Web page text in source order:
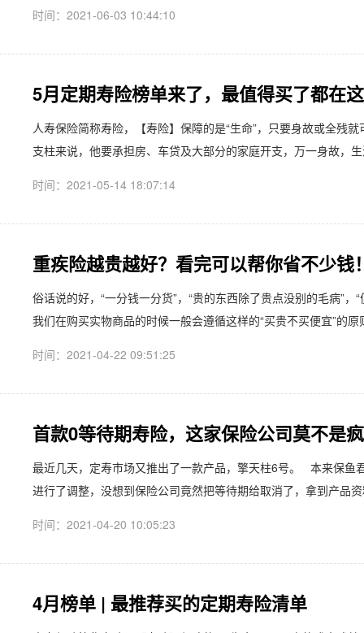
时间：2021-06-03 10:44:10
5月定期寿险榜单来了，最值得买了都在
人寿保险简称寿险，【寿险】保障的是“生命”，只要身故或全残
支柱来说，他要承担房、车贷及大部分的家庭开支，万一身故，
时间：2021-05-14 18:07:14
重疾险越贵越好？看完可以帮你省不少钱
俗话说的好，“一分钱一分货”，“贵的东西除了贵点没别的毛病”
我们在购买实物商品的时候一般会遵循这样的“买贵不买便宜”的
时间：2021-04-22 09:51:25
首款0等待期寿险，这家保险公司莫不是
最近几天，定寿市场又推出了一款产品，擎天柱6号。 本来保鱼
进行了调整，没想到保险公司竟然把等待期给取消了，拿到产品
时间：2021-04-20 10:05:23
4月榜单 | 最推荐买的定期寿险清单